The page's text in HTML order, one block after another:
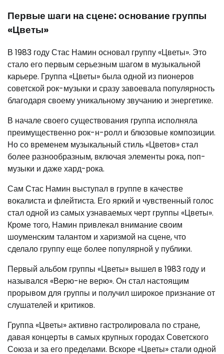
Первые шаги на сцене: основание группы
«Цветы»
В 1983 году Стас Намин основал группу «Цветы». Это
стало его первым серьезным шагом в музыкальной
карьере. Группа «Цветы» была одной из пионеров
советской рок-музыки и сразу завоевала популярность
благодаря своему уникальному звучанию и энергетике.
В начале своего существования группа исполняла
преимущественно рок-н-ролл и блюзовые композиции.
Но со временем музыкальный стиль «Цветов» стал
более разнообразным, включая элементы рока, поп-
музыки и даже хард-рока.
Сам Стас Намин выступал в группе в качестве
вокалиста и флейтиста. Его яркий и чувственный голос
стал одной из самых узнаваемых черт группы «Цветы».
Кроме того, Намин привлекал внимание своим
шоуменским талантом и харизмой на сцене, что
сделало группу еще более популярной у публики.
Первый альбом группы «Цветы» вышел в 1983 году и
назывался «Верю-не верю». Он стал настоящим
прорывом для группы и получил широкое признание от
слушателей и критиков.
Группа «Цветы» активно гастролировала по стране,
давая концерты в самых крупных городах Советского
Союза и за его пределами. Вскоре «Цветы» стали одной